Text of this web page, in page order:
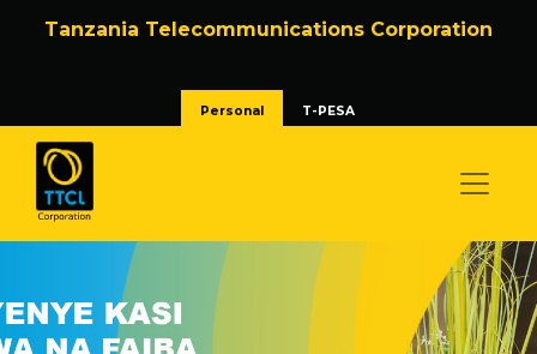
Tanzania Telecommunications Corporation
Personal T-PESA